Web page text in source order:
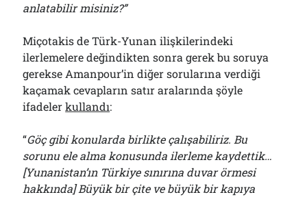
anlatabilir misiniz?”
Miçotakis de Türk-Yunan ilişkilerindeki
ilerlemelere değindikten sonra gerek bu soruya
gerekse Amanpour’in diğer sorularına verdiği
kaçamak cevapların satır aralarında şöyle
ifadelerkullandı:
“Göç gibi konularda birlikte çalışabiliriz. Bu
sorunu ele alma konusunda ilerleme kaydettik…
[Yunanistan’ın Türkiye sınırına duvar örmesi
hakkında] Büyük bir çite ve büyük bir kapıya